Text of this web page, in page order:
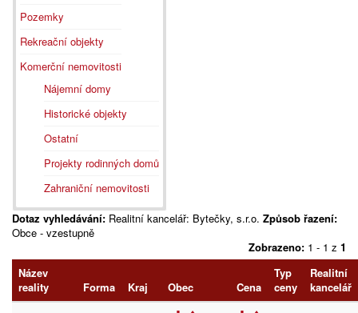
Pozemky
Rekreační objekty
Komerční nemovitosti
Nájemní domy
Historické objekty
Ostatní
Projekty rodinných domů
Zahraniční nemovitosti
Dotaz vyhledávání: Realitní kancelář: Bytečky, s.r.o. Způsob řazení:
Obce - vzestupně
Zobrazeno: 1 - 1 z 1
Název
reality
Forma Kraj Obec Cena
Typ
ceny
Realitní
kancelář